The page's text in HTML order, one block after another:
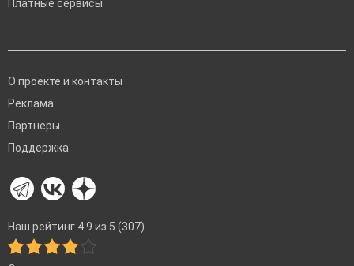
Платные сервисы
О проекте и контакты
Реклама
Партнеры
Поддержка
Наш рейтинг 4.9 из 5 (307)